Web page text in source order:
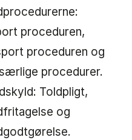
proceduren,
proceduren og
procedurer.
Toldpligt,
og